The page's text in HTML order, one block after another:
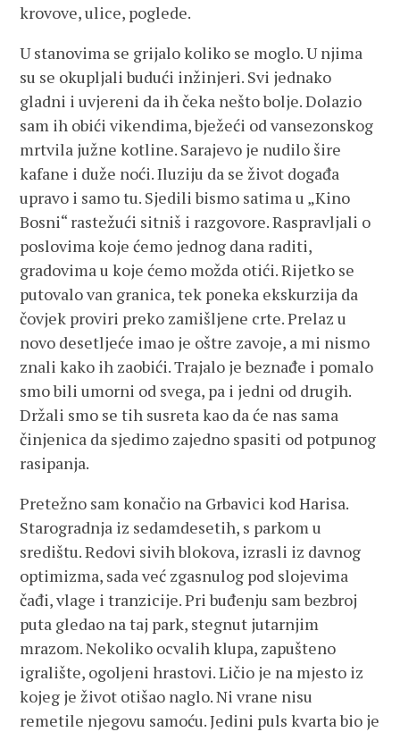
krovove, ulice, poglede.
U stanovima se grijalo koliko se moglo. U njima
su se okupljali budući inžinjeri. Svi jednako
gladni i uvjereni da ih čeka nešto bolje. Dolazio
sam ih obići vikendima, bježeći od vansezonskog
mrtvila južne kotline. Sarajevo je nudilo šire
kafane i duže noći. Iluziju da se život događa
upravo i samo tu. Sjedili bismo satima u „Kino
Bosni“ rastežući sitniš i razgovore. Raspravljali o
poslovima koje ćemo jednog dana raditi,
gradovima u koje ćemo možda otići. Rijetko se
putovalo van granica, tek poneka ekskurzija da
čovjek proviri preko zamišljene crte. Prelaz u
novo desetljeće imao je oštre zavoje, a mi nismo
znali kako ih zaobići. Trajalo je beznađe i pomalo
smo bili umorni od svega, pa i jedni od drugih.
Držali smo se tih susreta kao da će nas sama
činjenica da sjedimo zajedno spasiti od potpunog
rasipanja.
Pretežno sam konačio na Grbavici kod Harisa.
Starogradnja iz sedamdesetih, s parkom u
središtu. Redovi sivih blokova, izrasli iz davnog
optimizma, sada već zgasnulog pod slojevima
čađi, vlage i tranzicije. Pri buđenju sam bezbroj
puta gledao na taj park, stegnut jutarnjim
mrazom. Nekoliko ocvalih klupa, zapušteno
igralište, ogoljeni hrastovi. Ličio je na mjesto iz
kojeg je život otišao naglo. Ni vrane nisu
remetile njegovu samoću. Jedini puls kvarta bio je